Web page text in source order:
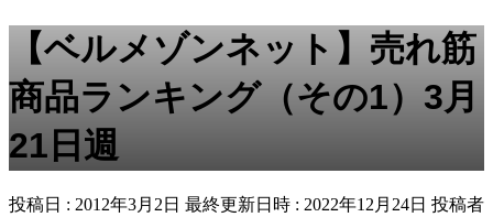
【ベルメゾンネット】売れ筋
商品ランキング（その1）3月
21日週
投稿日 : 2012年3月2日 最終更新日時 : 2022年12月24日 投稿者